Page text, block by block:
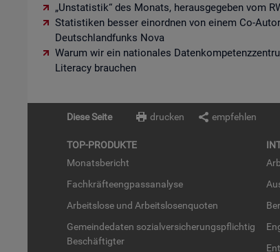
„Unstatistik“ des Monats, herausgegeben vom
Statistiken besser einordnen von einem Co-
Deutschlandfunks Nova
Warum wir ein nationales
Literacy brauchen
Diese Seite drucken empfehlen
TOP-PRO­DUK­TE
Mo­nats­be­richt
Fach­kräf­te­eng­pass­ana­ly­se
Ar­beits­lo­se und Ar­beits­lo­sen­quo­ten
Ge­mein­de­da­ten so­zi­al­ver­si­che­rungs­pflich­tig
Be­schäf­tig­ter